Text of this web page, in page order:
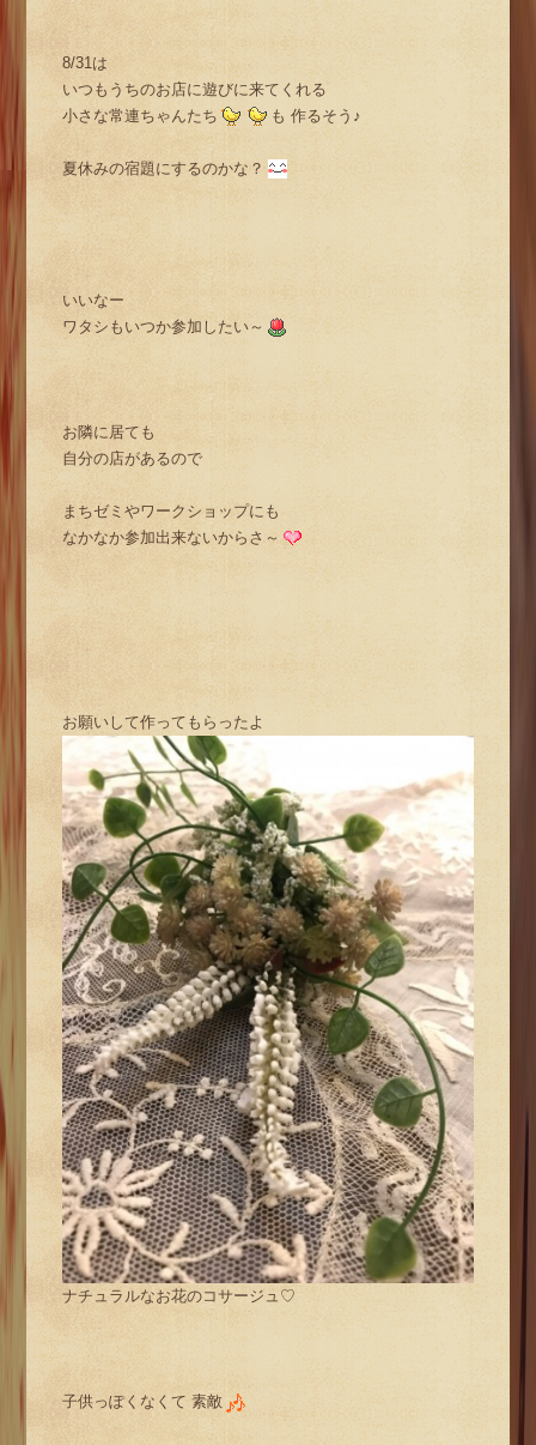
8/31は
いつもうちのお店に遊びに来てくれる
小さな常連ちゃんたち
も 作るそう♪
夏休みの宿題にするのかな？
いいなー
ワタシもいつか参加したい～
お隣に居ても
自分の店があるので
まちゼミやワークショップにも
なかなか参加出来ないからさ～
お願いして作ってもらったよ
ナチュラルなお花のコサージュ♡
子供っぽくなくて 素敵